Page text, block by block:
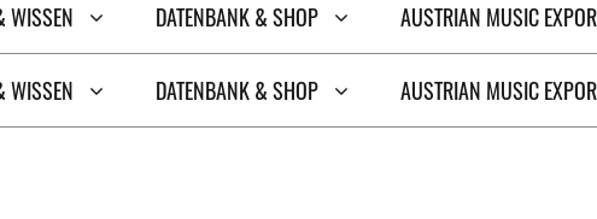
WISSEN DATENBANK & SHOP AUSTRIAN MUSIC
WISSEN DATENBANK & SHOP AUSTRIAN MUSIC